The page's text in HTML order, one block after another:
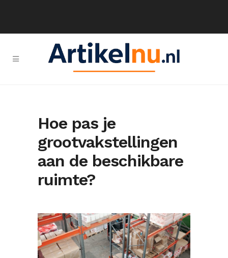
Hoe pas je
grootvakstellingen
aan de beschikbare
ruimte?